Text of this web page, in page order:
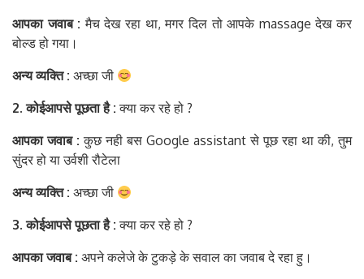
आपका जवाब:मैच देख रहा था, मगर दिल तो आपके massage देख कर
बोल्ड हो गया।
अन्य व्यक्ति: अच्छा जी
2. कोईआपसे पूछता है: क्या कर रहे हो ?
आपका जवाब: कुछ नही बस Google assistant से पूछ रहा था की, तुम
सुंदर हो या उर्वशी रौटेला
अन्य व्यक्ति: अच्छा जी
3. कोईआपसे पूछता है:क्या कर रहे हो ?
आपका जवाब: अपने कलेजे के टुकड़े के सवाल का जवाब दे रहा हु।